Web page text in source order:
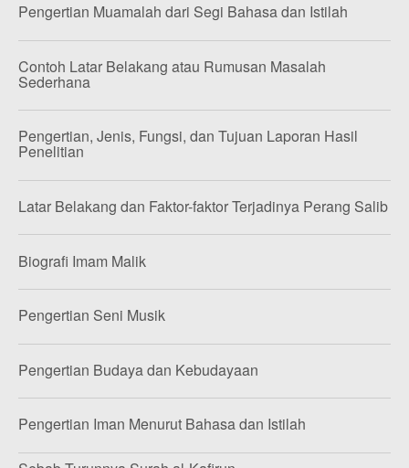
Pengertian Muamalah dari Segi Bahasa dan Istilah
Contoh Latar Belakang atau Rumusan Masalah
Sederhana
Pengertian, Jenis, Fungsi, dan Tujuan Laporan Hasil
Penelitian
Latar Belakang dan Faktor-faktor Terjadinya Perang Salib
Biografi Imam Malik
Pengertian Seni Musik
Pengertian Budaya dan Kebudayaan
Pengertian Iman Menurut Bahasa dan Istilah